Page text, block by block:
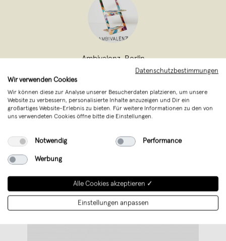
Ambivalenz,Berlin
verkauft seit April 2012
AMBIVALENZ bietet ungewöhnliche Ideen
für flexibles, individualisertes und
raumsparendes Wohnen.
Datenschutzbestimmungen
Wir verwenden Cookies
Wir können diese zur Analyse unserer Besucherdaten platzieren, um unsere
Website zu verbessern, personalisierte Inhalte anzuzeigen und Dir ein
großartiges Website-Erlebnis zu bieten. Für weitere Informationen zu den von
uns verwendeten Cookies öffne bitte die Einstellungen.
Notwendig Performance
Werbung
Alle Cookies akzeptieren ✓
Einstellungen anpassen